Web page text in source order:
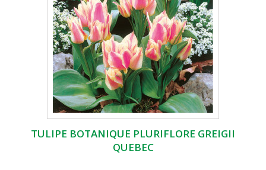
TULIPE BOTANIQUE PLURIFLORE GREIGII
QUEBEC